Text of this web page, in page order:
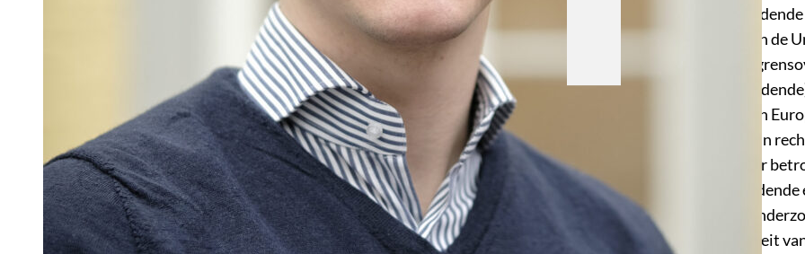
Fiscaal Recht van
het gebied van
internationaal en
benaderingen van
domein is Sander
fundamenteel
aan de Universiteit